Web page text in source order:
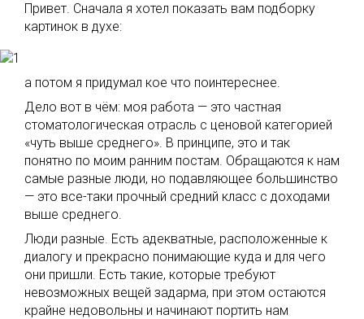
Привет. Сначала я хотел показать вам подборку
картинок в духе:
а потом я придумал кое что поинтереснее.
Дело вот в чём: моя работа — это частная
стоматологическая отрасль с ценовой категорией
«чуть выше среднего». В принципе, это и так
понятно по моим ранним постам. Обращаются к нам
самые разные люди, но подавляющее большинство
— это все-таки прочный средний класс с доходами
выше среднего.
Люди разные. Есть адекватные, расположенные к
диалогу и прекрасно понимающие куда и для чего
они пришли. Есть такие, которые требуют
невозможных вещей задарма, при этом остаются
крайне недовольны и начинают портить нам